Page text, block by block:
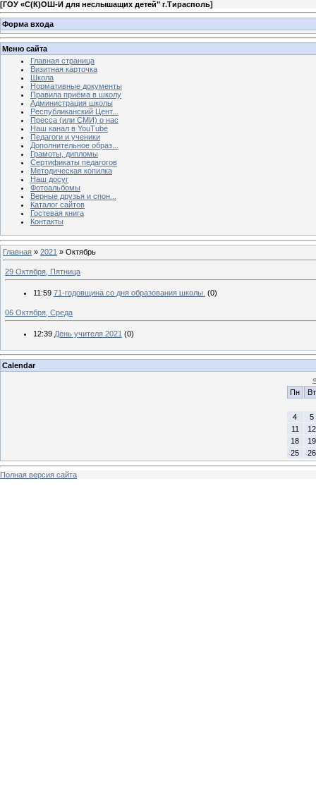
[ГОУ «С(К)ОШ-И для неслышащих детей" г.Тирасполь]
Форма входа
Меню сайта
Главная страница
Визитная карточка
Школа
Нормативные документы
Правила приёма в школу
Администрация школы
Республиканский Цент...
Пресса (или СМИ) о нас
Наш канал в YouTube
Педагоги и ученики
Дополнительное образ...
Грамоты, дипломы
Сертификаты педагогов
Методическая копилка
Наш досуг
Фотоальбомы
Верные друзья и спон...
Каталог сайтов
Гостевая книга
Контакты
Главная » 2021 » Октябрь
29 Октября, Пятница
11:59 71-годовщина со дня образования школы. (0)
06 Октября, Среда
12:39 День учителя 2021 (0)
Calendar
«
Пн
Вт
4
5
11
12
18
19
25
26
Полная версия сайта